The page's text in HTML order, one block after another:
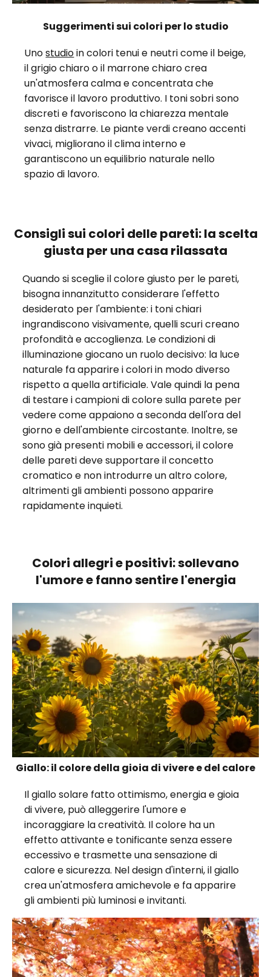
Suggerimenti sui colori per lo studio
Unostudioin colori tenui e neutri come il beige,
il grigio chiaro o il marrone chiaro crea
un'atmosfera calma e concentrata che
favorisce il lavoro produttivo. I toni sobri sono
discreti e favoriscono la chiarezza mentale
senza distrarre. Le piante verdi creano accenti
vivaci, migliorano il clima interno e
garantiscono un equilibrio naturale nello
spazio di lavoro.
Consigli sui colori delle pareti: la scelta
giusta per una casa rilassata
Quando si sceglie il colore giusto per le pareti,
bisogna innanzitutto considerare l'effetto
desiderato per l'ambiente: i toni chiari
ingrandiscono visivamente, quelli scuri creano
profondità e accoglienza. Le condizioni di
illuminazione giocano un ruolo decisivo: la luce
naturale fa apparire i colori in modo diverso
rispetto a quella artificiale. Vale quindi la pena
di testare i campioni di colore sulla parete per
vedere come appaiono a seconda dell'ora del
giorno e dell'ambiente circostante. Inoltre, se
sono già presenti mobili e accessori, il colore
delle pareti deve supportare il concetto
cromatico e non introdurre un altro colore,
altrimenti gli ambienti possono apparire
rapidamente inquieti.
Colori allegri e positivi: sollevano
l'umore e fanno sentire l'energia
Giallo: il colore della gioia di vivere e del calore
Il giallo solare fatto ottimismo, energia e gioia
di vivere, può alleggerire l'umore e
incoraggiare la creatività. Il colore ha un
effetto attivante e tonificante senza essere
eccessivo e trasmette una sensazione di
calore e sicurezza. Nel design d'interni, il giallo
crea un'atmosfera amichevole e fa apparire
gli ambienti più luminosi e invitanti.